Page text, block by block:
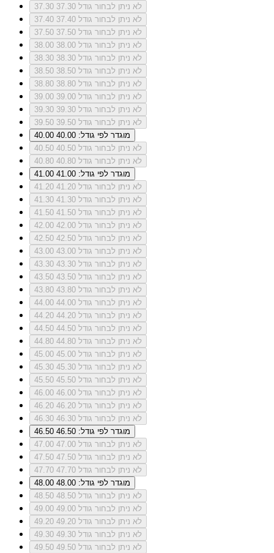
37.30
לא ניתן לבחור גודל 37.30
37.40
לא ניתן לבחור גודל 37.40
37.50
לא ניתן לבחור גודל 37.50
38.00
לא ניתן לבחור גודל 38.00
38.30
לא ניתן לבחור גודל 38.30
38.50
לא ניתן לבחור גודל 38.50
38.80
לא ניתן לבחור גודל 38.80
39.00
לא ניתן לבחור גודל 39.00
39.30
לא ניתן לבחור גודל 39.30
39.50
לא ניתן לבחור גודל 39.50
40.00
מוגדר לפי גודל: 40.00
40.50
לא ניתן לבחור גודל 40.50
40.80
לא ניתן לבחור גודל 40.80
41.00
מוגדר לפי גודל: 41.00
41.20
לא ניתן לבחור גודל 41.20
41.30
לא ניתן לבחור גודל 41.30
41.50
לא ניתן לבחור גודל 41.50
42.00
לא ניתן לבחור גודל 42.00
42.50
לא ניתן לבחור גודל 42.50
43.00
לא ניתן לבחור גודל 43.00
43.30
לא ניתן לבחור גודל 43.30
43.50
לא ניתן לבחור גודל 43.50
43.80
לא ניתן לבחור גודל 43.80
44.00
לא ניתן לבחור גודל 44.00
44.20
לא ניתן לבחור גודל 44.20
44.50
לא ניתן לבחור גודל 44.50
44.80
לא ניתן לבחור גודל 44.80
45.00
לא ניתן לבחור גודל 45.00
45.30
לא ניתן לבחור גודל 45.30
45.50
לא ניתן לבחור גודל 45.50
46.00
לא ניתן לבחור גודל 46.00
46.20
לא ניתן לבחור גודל 46.20
46.30
לא ניתן לבחור גודל 46.30
46.50
מוגדר לפי גודל: 46.50
47.00
לא ניתן לבחור גודל 47.00
47.50
לא ניתן לבחור גודל 47.50
47.70
לא ניתן לבחור גודל 47.70
48.00
מוגדר לפי גודל: 48.00
48.50
לא ניתן לבחור גודל 48.50
49.00
לא ניתן לבחור גודל 49.00
49.20
לא ניתן לבחור גודל 49.20
49.30
לא ניתן לבחור גודל 49.30
49.50
לא ניתן לבחור גודל 49.50